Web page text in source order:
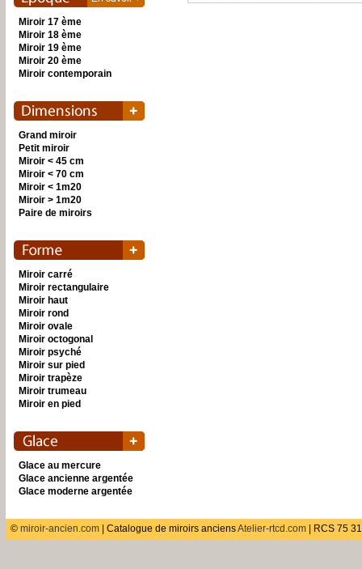
Miroir 17 ème
Miroir 18 ème
Miroir 19 ème
Miroir 20 ème
Miroir contemporain
Grand miroir
Petit miroir
Miroir < 45 cm
Miroir < 70 cm
Miroir < 1m20
Miroir > 1m20
Paire de miroirs
Miroir carré
Miroir rectangulaire
Miroir haut
Miroir rond
Miroir ovale
Miroir octogonal
Miroir psyché
Miroir sur pied
Miroir trapèze
Miroir trumeau
Miroir en pied
Glace au mercure
Glace ancienne argentée
Glace moderne argentée
© miroir-ancien.com| Catalogue de miroirs anciensAtelier-rtcd.com| RCS 75